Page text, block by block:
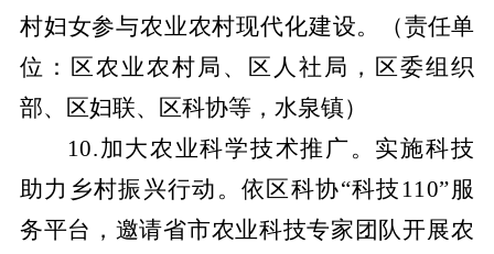
村妇女参与农业农村现代化建设。
（责任单
位：区农业农村局、区人社局，区委组织
部、区妇联、区科协等，水泉镇）
10.加大农业科学技术推广。实施科技
助力乡村振兴行动。依区科协“科技110”服
务平台，邀请省市农业科技专家团队开展农